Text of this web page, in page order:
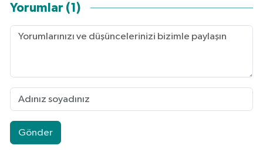
Yorumlar (1)
Gönder